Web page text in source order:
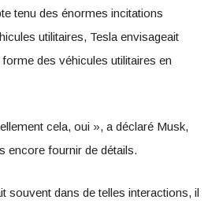
tenu des énormes incitations
utilitaires, Tesla envisageait
des véhicules utilitaires en
cela, oui », a déclaré Musk,
encore fournir de détails.
souvent dans de telles interactions, il